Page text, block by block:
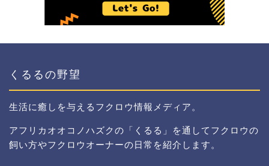
くるるの野望
生活に癒しを与えるフクロウ情報メディア。
アフリカオオコノハズクの「くるる」を通してフクロウの
飼い方やフクロウオーナーの日常を紹介します。